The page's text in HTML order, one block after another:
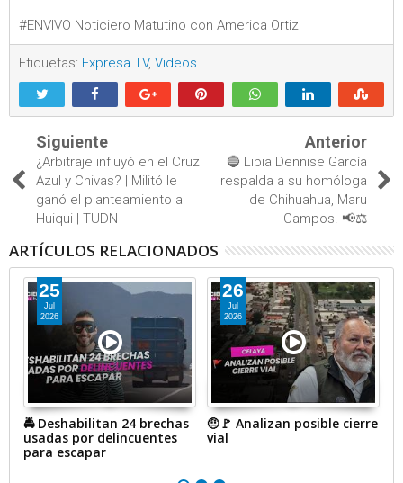
#ENVIVO Noticiero Matutino con America Ortiz
Etiquetas: Expresa TV, Videos
Siguiente
¿Arbitraje influyó en el Cruz
Azul y Chivas? | Militó le
ganó el planteamiento a
Huiqui | TUDN
Anterior
🔵 Libia Dennise García
respalda a su homóloga
de Chihuahua, Maru
Campos. 📢⚖️
ARTÍCULOS RELACIONADOS
25
Jul
2026
🚔 Deshabilitan 24 brechas
usadas por delincuentes
para escapar
26
Jul
2026
🤨🚩 Analizan posible cierre
vial